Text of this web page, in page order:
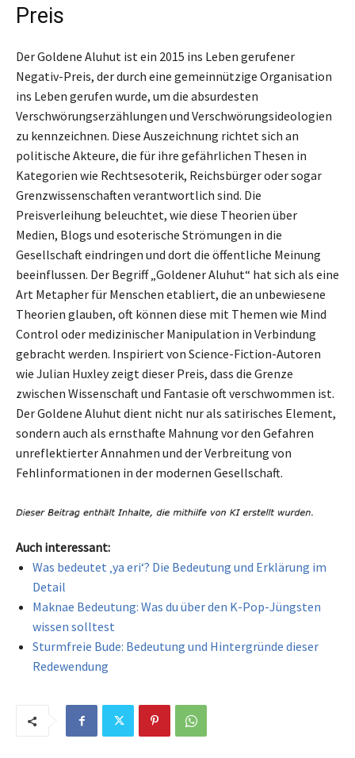
Preis
Der Goldene Aluhut ist ein 2015 ins Leben gerufener
Negativ-Preis, der durch eine gemeinnützige Organisation
ins Leben gerufen wurde, um die absurdesten
Verschwörungserzählungen und Verschwörungsideologien
zu kennzeichnen. Diese Auszeichnung richtet sich an
politische Akteure, die für ihre gefährlichen Thesen in
Kategorien wie Rechtsesoterik, Reichsbürger oder sogar
Grenzwissenschaften verantwortlich sind. Die
Preisverleihung beleuchtet, wie diese Theorien über
Medien, Blogs und esoterische Strömungen in die
Gesellschaft eindringen und dort die öffentliche Meinung
beeinflussen. Der Begriff „Goldener Aluhut“ hat sich als eine
Art Metapher für Menschen etabliert, die an unbewiesene
Theorien glauben, oft können diese mit Themen wie Mind
Control oder medizinischer Manipulation in Verbindung
gebracht werden. Inspiriert von Science-Fiction-Autoren
wie Julian Huxley zeigt dieser Preis, dass die Grenze
zwischen Wissenschaft und Fantasie oft verschwommen ist.
Der Goldene Aluhut dient nicht nur als satirisches Element,
sondern auch als ernsthafte Mahnung vor den Gefahren
unreflektierter Annahmen und der Verbreitung von
Fehlinformationen in der modernen Gesellschaft.
Auch interessant:
Was bedeutet ‚ya eri‘? Die Bedeutung und Erklärung im
Detail
Maknae Bedeutung: Was du über den K-Pop-Jüngsten
wissen solltest
Sturmfreie Bude: Bedeutung und Hintergründe dieser
Redewendung